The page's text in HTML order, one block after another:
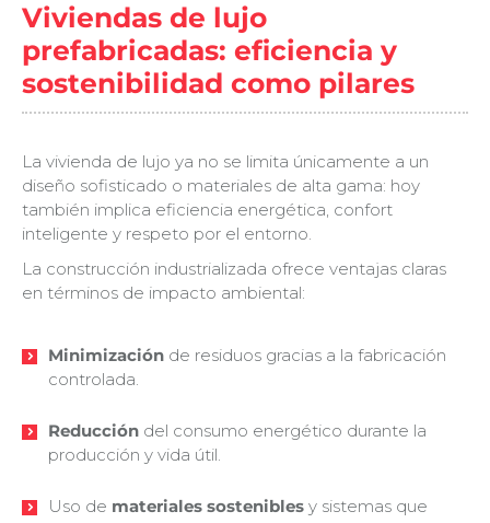
Viviendas de lujo
prefabricadas: eficiencia y
sostenibilidad como pilares
La vivienda de lujo ya no se limita únicamente a un
diseño sofisticado o materiales de alta gama: hoy
también implica eficiencia energética, confort
inteligente y respeto por el entorno.
La construcción industrializada ofrece ventajas claras
en términos de impacto ambiental:
Minimización de residuos gracias a la fabricación
controlada.
Reducción del consumo energético durante la
producción y vida útil.
Uso de materiales sostenibles y sistemas que